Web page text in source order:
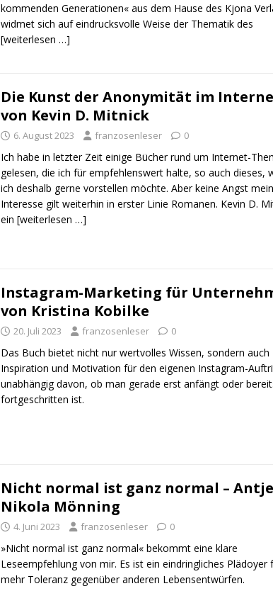
kommenden Generationen« aus dem Hause des Kjona
widmet sich auf eindrucksvolle Weise der Thematik des
[weiterlesen …]
Die Kunst der Anonymität im
von Kevin D. Mitnick
6. August 2023 franzosenleser 0
Ich habe in letzter Zeit einige Bücher rund um Internet-
gelesen, die ich für empfehlenswert halte, so auch dieses,
ich deshalb gerne vorstellen möchte. Aber keine Angst mein
Interesse gilt weiterhin in erster Linie Romanen. Kevin D.
ein [weiterlesen …]
Instagram-Marketing für
von Kristina Kobilke
20. Juli 2023 franzosenleser 0
Das Buch bietet nicht nur wertvolles Wissen, sondern auch
Inspiration und Motivation für den eigenen Instagram-
unabhängig davon, ob man gerade erst anfängt oder
fortgeschritten ist.
Nicht normal ist ganz normal – Antje
Nikola Mönning
4. Juni 2023 franzosenleser 0
»Nicht normal ist ganz normal« bekommt eine klare
Leseempfehlung von mir. Es ist ein eindringliches Plädoyer
mehr Toleranz gegenüber anderen Lebensentwürfen.